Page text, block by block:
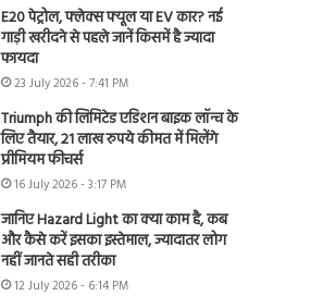
E20 पेट्रोल, फ्लेक्स फ्यूल या EV कार? नई
गाड़ी खरीदने से पहले जानें किसमें है ज्यादा
फायदा
23 July 2026 - 7:41 PM
Triumph की लिमिटेड एडिशन बाइक लॉन्च के
लिए तैयार, 21 लाख रुपये कीमत में मिलेंगे
प्रीमियम फीचर्स
16 July 2026 - 3:17 PM
जानिए Hazard Light का क्या काम है, कब
और कैसे करें इसका इस्तेमाल, ज्यादातर लोग
नहीं जानते सही तरीका
12 July 2026 - 6:14 PM